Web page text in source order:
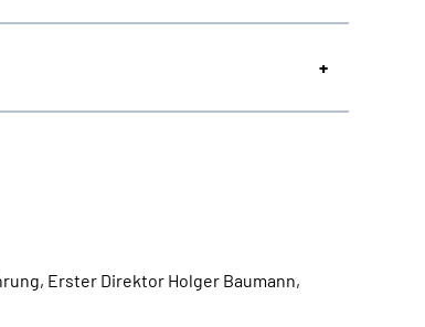
Erster Direktor Holger Baumann,